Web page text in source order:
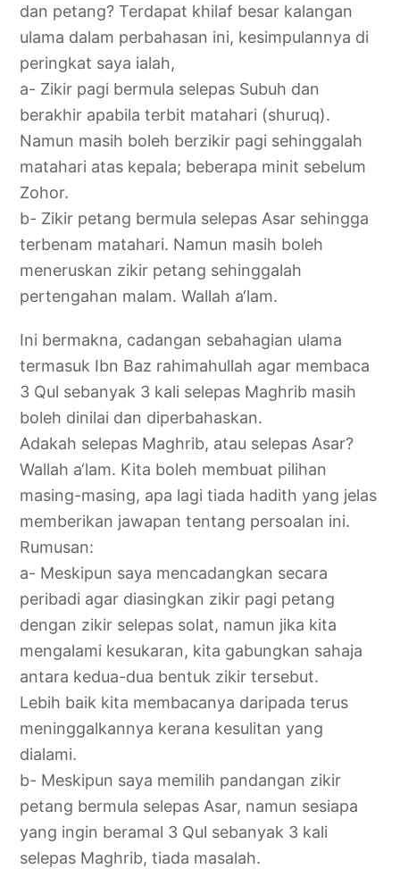
dan petang? Terdapat khilaf besar kalangan
ulama dalam perbahasan ini, kesimpulannya di
peringkat saya ialah,
a- Zikir pagi bermula selepas Subuh dan
berakhir apabila terbit matahari (shuruq).
Namun masih boleh berzikir pagi sehinggalah
matahari atas kepala; beberapa minit sebelum
Zohor.
b- Zikir petang bermula selepas Asar sehingga
terbenam matahari. Namun masih boleh
meneruskan zikir petang sehinggalah
pertengahan malam. Wallah a‘lam.
Ini bermakna, cadangan sebahagian ulama
termasuk Ibn Baz rahimahullah agar membaca
3 Qul sebanyak 3 kali selepas Maghrib masih
boleh dinilai dan diperbahaskan.
Adakah selepas Maghrib, atau selepas Asar?
Wallah a‘lam. Kita boleh membuat pilihan
masing-masing, apa lagi tiada hadith yang jelas
memberikan jawapan tentang persoalan ini.
Rumusan:
a- Meskipun saya mencadangkan secara
peribadi agar diasingkan zikir pagi petang
dengan zikir selepas solat, namun jika kita
mengalami kesukaran, kita gabungkan sahaja
antara kedua-dua bentuk zikir tersebut.
Lebih baik kita membacanya daripada terus
meninggalkannya kerana kesulitan yang
dialami.
b- Meskipun saya memilih pandangan zikir
petang bermula selepas Asar, namun sesiapa
yang ingin beramal 3 Qul sebanyak 3 kali
selepas Maghrib, tiada masalah.